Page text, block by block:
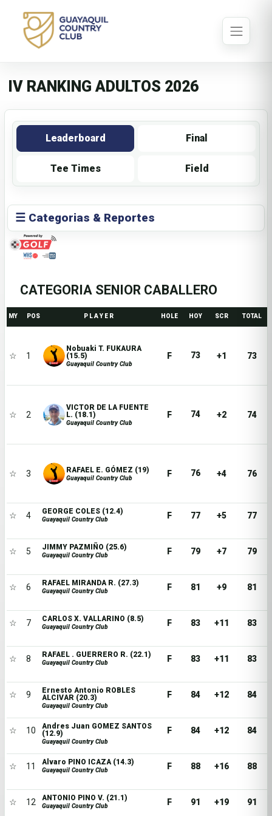
IV RANKING ADULTOS 2026
Leaderboard Final
Tee Times Field
☰ Categorias & Reportes
CATEGORIA SENIOR CABALLERO
MY POS P L A Y E R HOLE HOY SCR TOTAL
☆ 1
Nobuaki T. FUKAURA
(15.5)
Guayaquil Country Club
F 73 +1 73
☆ 2
VICTOR DE LA FUENTE
L. (18.1)
Guayaquil Country Club
F 74 +2 74
☆ 3 RAFAEL E. GÓMEZ (19)
Guayaquil Country Club F 76 +4 76
☆ 4 GEORGE COLES (12.4)
Guayaquil Country Club F 77 +5 77
☆ 5 JIMMY PAZMIÑO (25.6)
Guayaquil Country Club F 79 +7 79
☆ 6 RAFAEL MIRANDA R. (27.3)
Guayaquil Country Club F 81 +9 81
☆ 7 CARLOS X. VALLARINO (8.5)
Guayaquil Country Club F 83 +11 83
☆ 8 RAFAEL . GUERRERO R. (22.1)
Guayaquil Country Club F 83 +11 83
☆ 9
Ernesto Antonio ROBLES
ALCIVAR (20.3)
Guayaquil Country Club
F 84 +12 84
☆ 10
Andres Juan GOMEZ SANTOS
(12.9)
Guayaquil Country Club
F 84 +12 84
☆ 11 Alvaro PINO ICAZA (14.3)
Guayaquil Country Club F 88 +16 88
☆ 12 ANTONIO PINO V. (21.1)
Guayaquil Country Club F 91 +19 91